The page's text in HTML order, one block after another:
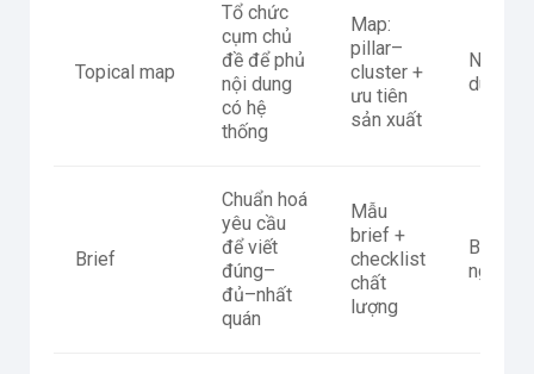
Topical map
Tổ chức
cụm chủ
đề để phủ
nội dung
có hệ
thống
Map:
pillar–
cluster +
ưu tiên
sản xuất
Nhồi
dung
Brief
Chuẩn hoá
yêu cầu
để viết
đúng–
đủ–nhất
quán
Mẫu
brief +
checklist
chất
lượng
Brief
nghiệm